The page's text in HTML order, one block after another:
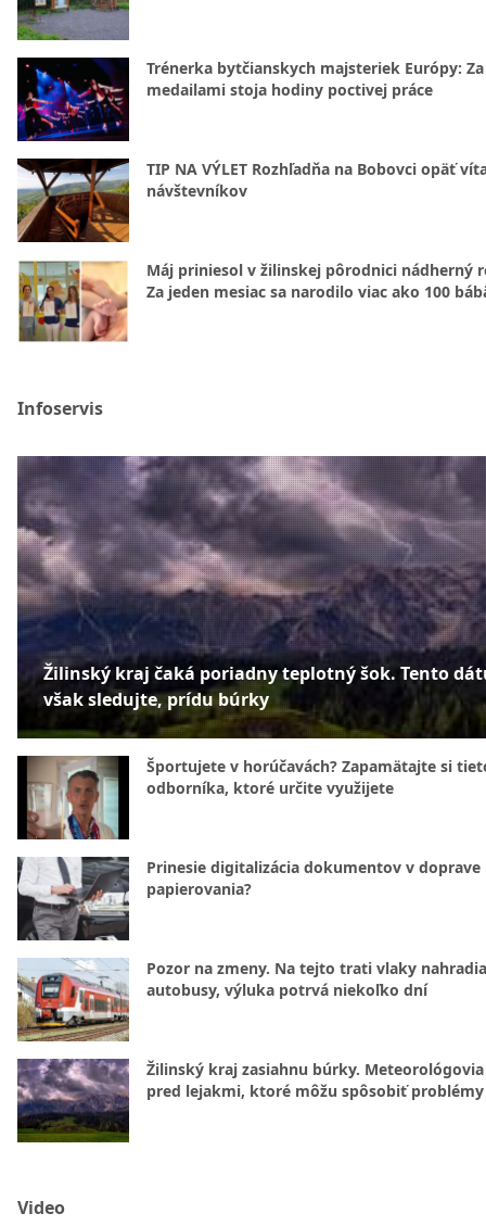
Trénerka bytčianskych majsteriek Európy: Za
medailami stoja hodiny poctivej práce
TIP NA VÝLET Rozhľadňa na Bobovci opäť
návštevníkov
Máj priniesol v žilinskej pôrodnici nádherný
Za jeden mesiac sa narodilo viac ako 100
Infoservis
Žilinský kraj čaká poriadny teplotný šok. Tento
však sledujte, prídu búrky
Športujete v horúčavách? Zapamätajte si
odborníka, ktoré určite využijete
Prinesie digitalizácia dokumentov v doprave
papierovania?
Pozor na zmeny. Na tejto trati vlaky nahradia
autobusy, výluka potrvá niekoľko dní
Žilinský kraj zasiahnu búrky.
pred lejakmi, ktoré môžu spôsobiť problémy
Video